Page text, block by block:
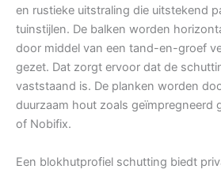
en rustieke uitstraling die uitstekend
tuinstijlen. De balken worden
door middel van een tand-en-groef
gezet. Dat zorgt ervoor dat de
vaststaand is. De planken worden
duurzaam hout zoals geïmpregneerd
of Nobifix.
Een blokhutprofiel schutting biedt